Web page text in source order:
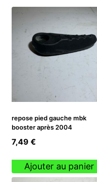
repose pied gauche mbk
booster après 2004
7,49 €
Ajouter au panier